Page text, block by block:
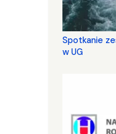
Spotkanie
w UG